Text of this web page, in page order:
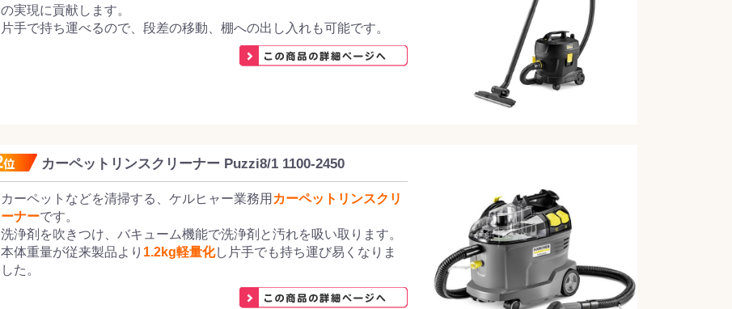
の実現に貢献します。
片手で持ち運べるので、段差の移動、棚への出し入れも可能です。
カーペットリンスクリーナー Puzzi8/1 1100-2450
カーペットなどを清掃する、ケルヒャー業務用 カーペットリンスクリ
ーナーです。
洗浄剤を吹きつけ、バキューム機能で洗浄剤と汚れを吸い取ります。
本体重量が従来製品より 1.2kg軽量化し片手でも持ち運び易くなりま
した。